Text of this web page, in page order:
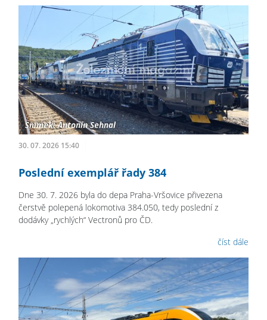
30. 07. 2026 15:40
Poslední exemplář řady 384
Dne 30. 7. 2026 byla do depa Praha-Vršovice přivezena
čerstvě polepená lokomotiva 384.050, tedy poslední z
dodávky „rychlých“ Vectronů pro ČD.
číst dále